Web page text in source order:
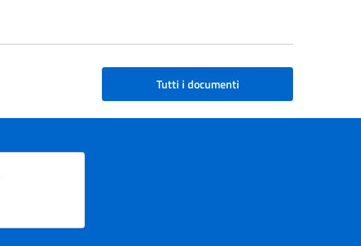
Tutti i documenti